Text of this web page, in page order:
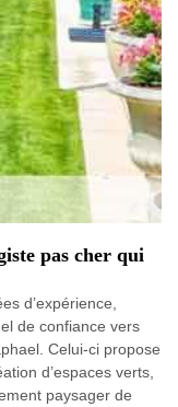
pas cher qui
d’expérience,
de confiance vers
Celui-ci propose
d’espaces verts,
paysager de